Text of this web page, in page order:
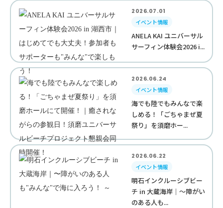
2026.07.01
イベント情報
ANELA KAI ユニバーサル
サーフィン体験会2026 i...
2026.06.24
イベント情報
海でも陸でもみんなで楽
しめる！「ごちゃまぜ夏
祭り」を須磨ホー...
2026.06.22
イベント情報
明石インクルーシブビー
チ in 大蔵海岸｜〜障がい
のある人も...